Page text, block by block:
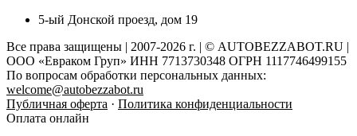
5-ый Донской проезд, дом 19
Все права защищены | 2007-2026 г. | © AUTOBEZZABOT.RU |
ООО «Евраком Груп» ИНН 7713730348 ОГРН 1117746499155
По вопросам обработки персональных данных:
welcome@autobezzabot.ru
Публичная оферта · Политика конфиденциальности
Оплата онлайн